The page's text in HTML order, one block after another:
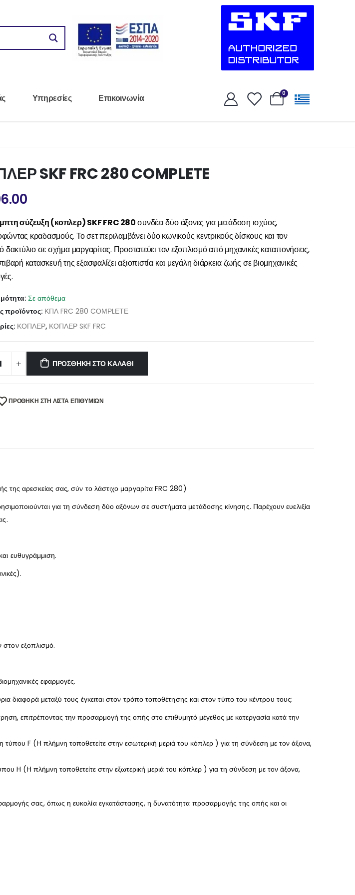
Υπηρεσίες Επικοινωνία 0
SKF FRC 280 COMPLETE
σύζευξη (κοπλερ) SKF FRC 280συνδέει δύο άξονες για μετάδοση ισχύος,
κραδασμούς. Το σετ περιλαμβάνει δύο κωνικούς κεντρικούς δίσκους και τον
δακτύλιο σε σχήμα μαργαρίτας. Προστατεύει τον εξοπλισμό από μηχανικές καταπονήσεις,
κατασκευή της εξασφαλίζει αξιοπιστία και μεγάλη διάρκεια ζωής σε βιομηχανικές
Σε απόθεμα
προϊόντος: ΚΠΛ FRC 280 CΟΜΡLΕΤΕ
ΚΟΠΛΕΡ, ΚΟΠΛΕΡ SKF FRC
ΠΡΟΣΘΉΚΗ ΣΤΟ ΚΑΛΆΘΙ
ΠΡΌΘΉΚΗ ΣΤΗ ΛΊΣΤΑ ΕΠΙΘΥΜΙΏΝ
της αρεσκείας σας, σύν το λάστιχο μαργαρίτα FRC 280)
για τη σύνδεση δύο αξόνων σε συστήματα μετάδοσης κίνησης. Παρέχουν ευελιξία
ευθυγράμμιση.
εξοπλισμό.
εφαρμογές.
διαφορά μεταξύ τους έγκειται στον τρόπο τοποθέτησης και στον τύπο του κέντρου τους:
επιτρέποντας την προσαρμογή της οπής στο επιθυμητό μέγεθος με κατεργασία κατά την
F (Η πλήμνη τοποθετείτε στην εσωτερική μεριά του κόπλερ ) για τη σύνδεση με τον άξονα,
H (Η πλήμνη τοποθετείτε στην εξωτερική μεριά του κόπλερ ) για τη σύνδεση με τον άξονα,
σας, όπως η ευκολία εγκατάστασης, η δυνατότητα προσαρμογής της οπής και οι